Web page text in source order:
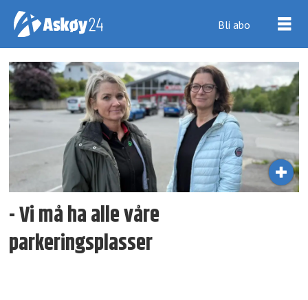
Bli abo
Tag:
spar
ask
- Vi må ha alle våre
parkeringsplasser